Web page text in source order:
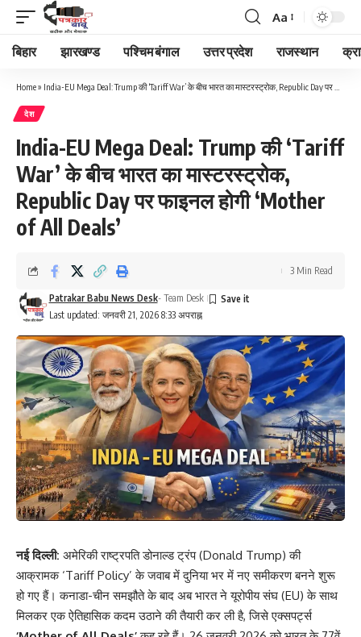
Font
Resizer
Aa
बिहार झारखण्ड पश्चिम बंगाल उत्तर प्रदेश राजस्थान
Home» India-EU Mega Deal: Trump की ‘Tariff War’ के बीच भारत का मास्टरस्ट्रोक, Republic Day पर फाइनल होगी ‘Mother of All Deals’
देश
India-EU Mega Deal: Trump की ‘Tariff
War’ के बीच भारत का मास्टरस्ट्रोक,
Republic Day पर फाइनल होगी ‘Mother
of All Deals’
Last updated: जनवरी 21, 2026 8:33 अपराह्न
Patrakar Babu News Desk- Team Desk
3 Min Read
नई दिल्ली: अमेरिकी राष्ट्रपति डोनाल्ड ट्रंप (Donald Trump) की
आक्रामक ‘Tariff Policy’ के जवाब में दुनिया भर में नए समीकरण बनने शुरू
हो गए हैं। कनाडा-चीन समझौते के बाद अब भारत ने यूरोपीय संघ (EU) के साथ
मिलकर एक ऐतिहासिक कदम उठाने की तैयारी कर ली है, जिसे एक्सपर्ट्स